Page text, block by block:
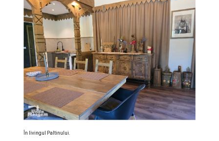
În livingul Paltinului.